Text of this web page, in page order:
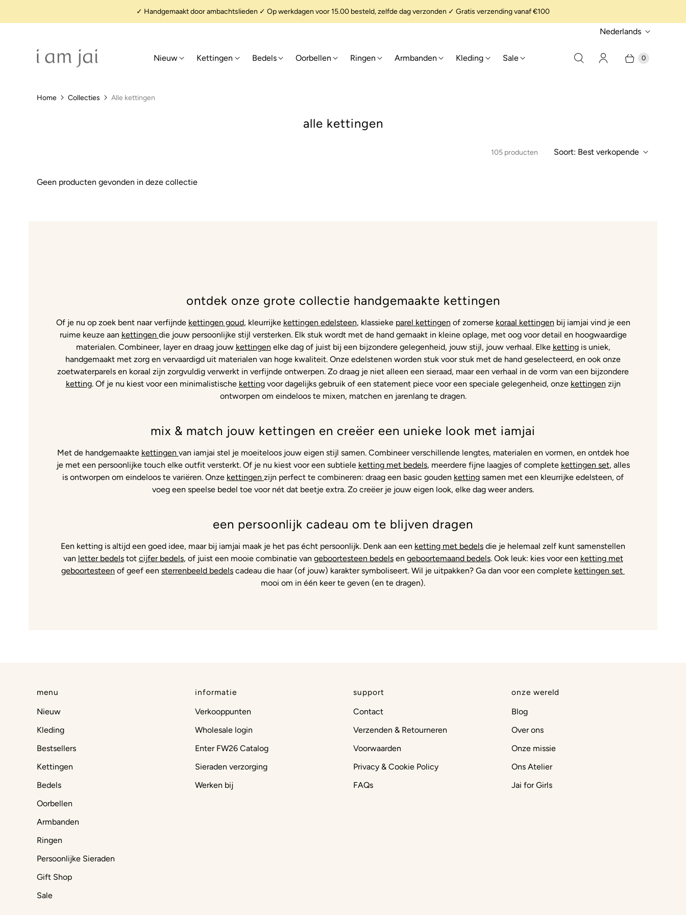
✓ Handgemaakt door ambachtslieden ✓ Op werkdagen voor 15.00 besteld, zelfde dag verzonden ✓ Gratis verzending vanaf €100
a
Nederlands
Nieuw Kettingen Bedels Oorbellen Ringen Armbanden Kleding Sale 0
Home Collecties Alle kettingen
alle kettingen
105 producten Soort: Best verkopende
Geen producten gevonden in deze collectie
ontdek onze grote collectie handgemaakte kettingen
Of je nu op zoek bent naar verfijnde kettingen goud, kleurrijke kettingen edelsteen, klassieke parel kettingen of zomerse koraal kettingen bij iamjai vind je een
ruime keuze aan kettingen die jouw persoonlijke stijl versterken. Elk stuk wordt met de hand gemaakt in kleine oplage, met oog voor detail en hoogwaardige
materialen. Combineer, layer en draag jouw kettingen elke dag of juist bij een bijzondere gelegenheid, jouw stijl, jouw verhaal. Elke kettingis uniek,
handgemaakt met zorg en vervaardigd uit materialen van hoge kwaliteit. Onze edelstenen worden stuk voor stuk met de hand geselecteerd, en ook onze
zoetwaterparels en koraal zijn zorgvuldig verwerkt in verfijnde ontwerpen. Zo draag je niet alleen een sieraad, maar een verhaal in de vorm van een bijzondere
ketting. Of je nu kiest voor een minimalistische kettingvoor dagelijks gebruik of een statement piece voor een speciale gelegenheid, onze kettingen zijn
ontworpen om eindeloos te mixen, matchen en jarenlang te dragen.
mix & match jouw kettingen en creëer een unieke look met iamjai
Met de handgemaakte kettingen van iamjai stel je moeiteloos jouw eigen stijl samen. Combineer verschillende lengtes, materialen en vormen, en ontdek hoe
je met een persoonlijke touch elke outfit versterkt. Of je nu kiest voor een subtiele ketting met bedels, meerdere fijne laagjes of complete kettingen set, alles
is ontworpen om eindeloos te variëren. Onze kettingen zijn perfect te combineren: draag een basic gouden ketting samen met een kleurrijke edelsteen, of
voeg een speelse bedel toe voor nét dat beetje extra. Zo creëer je jouw eigen look, elke dag weer anders.
een persoonlijk cadeau om te blijven dragen
Een ketting is altijd een goed idee, maar bij iamjai maak je het pas écht persoonlijk. Denk aan een ketting met bedels die je helemaal zelf kunt samenstellen
van letter bedelstot cijfer bedels, of juist een mooie combinatie van geboortesteen bedelsen geboortemaand bedels. Ook leuk: kies voor een ketting met
geboortesteen of geef een sterrenbeeld bedels cadeau die haar (of jouw) karakter symboliseert. Wil je uitpakken? Ga dan voor een complete kettingen set
mooi om in één keer te geven (en te dragen).
menu
Nieuw
Kleding
Bestsellers
Kettingen
Bedels
Oorbellen
Armbanden
Ringen
Persoonlijke Sieraden
Gift Shop
Sale
informatie
Verkooppunten
Wholesale login
Enter FW26 Catalog
Sieraden verzorging
Werken bij
support
Contact
Verzenden & Retourneren
Voorwaarden
Privacy & Cookie Policy
FAQs
onze wereld
Blog
Over ons
Onze missie
Ons Atelier
Jai for Girls